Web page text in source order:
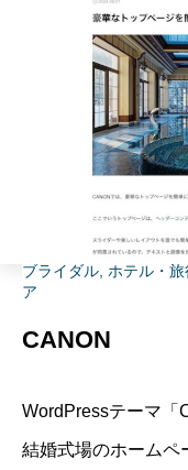
ブライダル, ホテル・旅
ア
CANON
WordPressテーマ「
結婚式場のホームペ